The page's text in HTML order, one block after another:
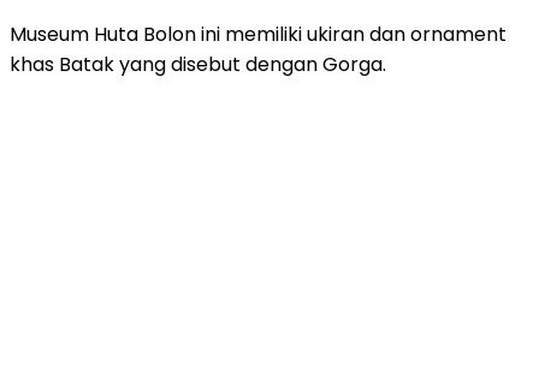
Museum Huta Bolon ini memiliki ukiran dan ornament
khas Batak yang disebut dengan Gorga.